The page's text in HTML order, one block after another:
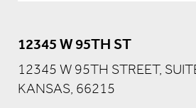
12345 W 95TH ST
12345 W 95TH STREET,
KANSAS, 66215